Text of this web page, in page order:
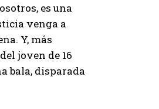
es una
venga a
Y, más
joven de 16
bala, disparada